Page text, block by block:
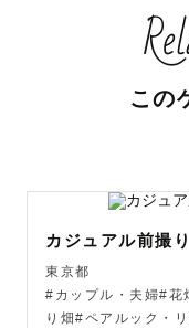
”わたし(たち)らしさ”
大切にしております
どんな時間を過ごさ
お人柄に寄り添える
ご希望の方には撮影
います◎
この
カジュアル前撮り
東京都
#カップル・夫婦#
り畑#ペアルック・